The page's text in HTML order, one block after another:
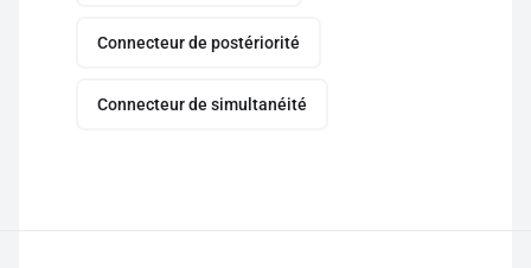
Connecteur de postériorité
Connecteur de simultanéité